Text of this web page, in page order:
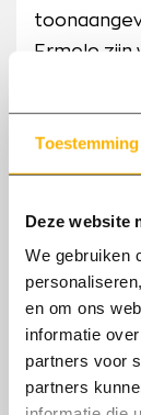
Toestemming
Deze website
We gebruiken
en om ons
informatie
partners voor
partners
Ermelo zijn
je handen,
direct aan
€ 2500,00
Je bent
nauwkeurig
vindt het
Herken je